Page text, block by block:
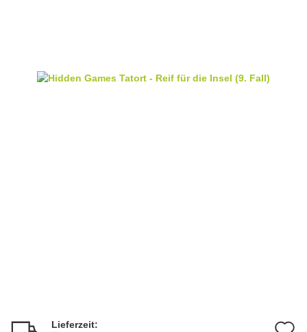
Lieferzeit: